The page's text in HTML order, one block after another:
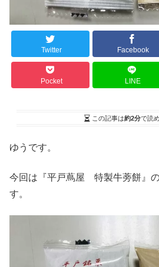
Twitter Facebook
Pocket LINE
この記事は約2分で読
ゆうです。
今回は『平戸蔦屋 特製牛蒡餅』
す。